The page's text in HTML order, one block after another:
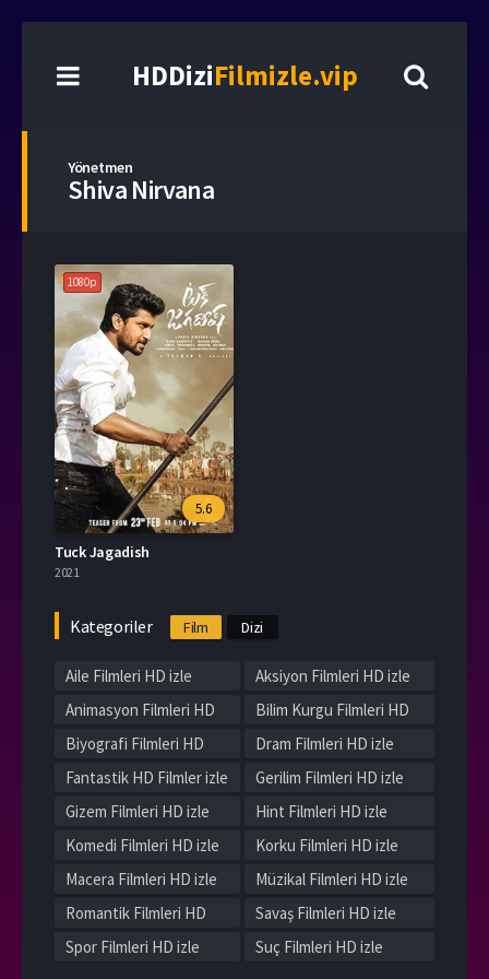
HDDiziFilmizle.vip
Yönetmen
Shiva Nirvana
1080p
5.6
Tuck Jagadish
2021
Kategoriler Film Dizi
Aile Filmleri HD izle
Aksiyon Filmleri HD izle
Animasyon Filmleri HD
izle
Bilim Kurgu Filmleri HD
izle
Biyografi Filmleri HD
izle
Dram Filmleri HD izle
Fantastik HD Filmler izle
Gerilim Filmleri HD izle
Gizem Filmleri HD izle
Hint Filmleri HD izle
Komedi Filmleri HD izle
Korku Filmleri HD izle
Macera Filmleri HD izle
Müzikal Filmleri HD izle
Romantik Filmleri HD
izle
Savaş Filmleri HD izle
Spor Filmleri HD izle
Suç Filmleri HD izle